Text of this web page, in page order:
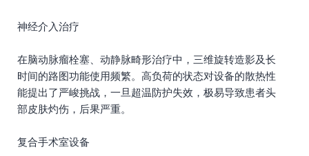
神经介入治疗
在脑动脉瘤栓塞、动静脉畸形治疗中，三维旋转造影及长
时间的路图功能使用频繁。高负荷的状态对设备的散热性
能提出了严峻挑战，一旦超温防护失效，极易导致患者头
部皮肤灼伤，后果严重。
复合手术室设备